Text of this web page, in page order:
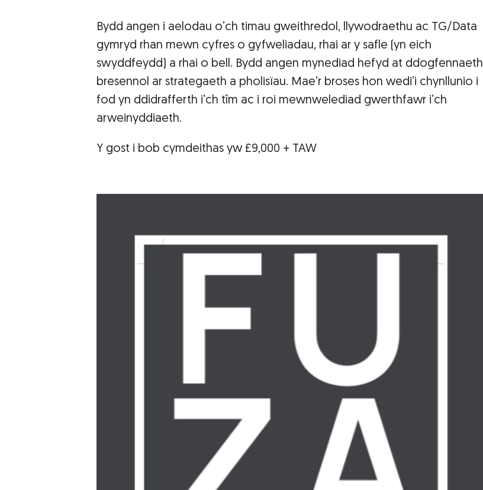
Bydd angen i aelodau o’ch timau gweithredol, llywodraethu ac TG/Data
gymryd rhan mewn cyfres o gyfweliadau, rhai ar y safle (yn eich
swyddfeydd) a rhai o bell. Bydd angen mynediad hefyd at ddogfennaeth
bresennol ar strategaeth a pholisïau. Mae’r broses hon wedi’i chynllunio i
fod yn ddidrafferth i’ch tîm ac i roi mewnwelediad gwerthfawr i’ch
arweinyddiaeth.
Y gost i bob cymdeithas yw £9,000 + TAW